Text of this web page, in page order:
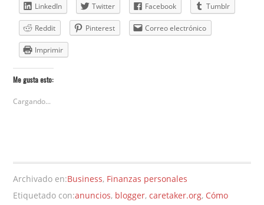
LinkedIn Twitter Facebook Tumblr
Reddit Pinterest Correo electrónico
Imprimir
Me gusta esto:
Cargando...
Archivado en:Business, Finanzas personales
Etiquetado con:anuncios, blogger,caretaker.org, Cómo